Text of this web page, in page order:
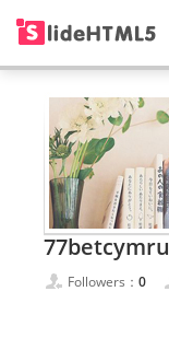
77betcymru
Followers： 0